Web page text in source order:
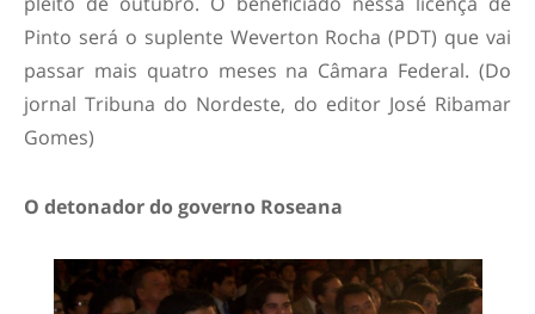
Pinto será o suplente Weverton Rocha (PDT) que vai
passar mais quatro meses na Câmara Federal. (Do
jornal Tribuna do Nordeste, do editor José Ribamar
Gomes)
O detonador do governo Roseana